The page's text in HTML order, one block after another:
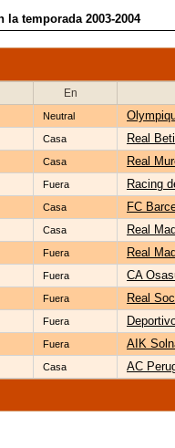
temporada 2003-2004
En
Neutral
Casa Real
Casa Real
Fuera Racing
Casa FC
Casa Real
Fuera Real
Fuera CA
Fuera Real
Fuera
Fuera AIK
Casa AC